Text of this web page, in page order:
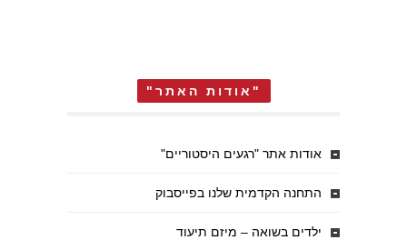
"אודות האתר"
אודות אתר "רגעים היסטוריים"
התחנה הקדמית שלנו בפייסבוק
ילדים בשואה – מיזם תיעוד